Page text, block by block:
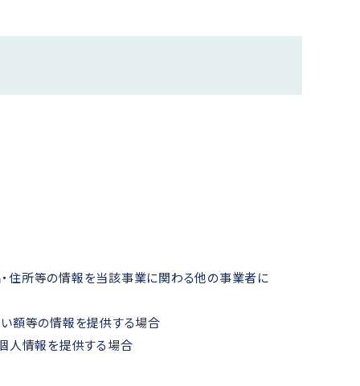
住所等の情報を当該事業に関わる他の事業者に
額等の情報を提供する場合
人情報を提供する場合